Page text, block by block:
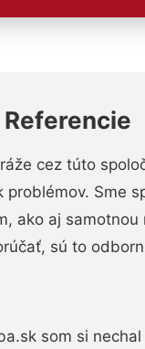
Referencie
cez túto
problémov. Sme
ako aj samotnou
sú to
som si